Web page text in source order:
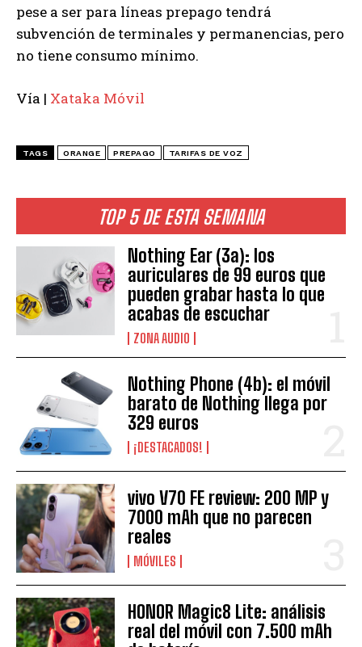
TOP 5 DE ESTA SEMANA
Nothing Ear (3a): los
auriculares de 99 euros que
pueden grabar hasta lo que
acabas de escuchar
ZONA AUDIO
Nothing Phone (4b): el móvil
barato de Nothing llega por
329 euros
¡DESTACADOS!
vivo V70 FE review: 200 MP y
7000 mAh que no parecen
reales
MÓVILES
HONOR Magic8 Lite: análisis
real del móvil con 7.500 mAh
pese a ser para líneas prepago tendrá
subvención de terminales y permanencias, pero
no tiene consumo mínimo.
Vía | Xataka Móvil
TAGS ORANGE PREPAGO TARIFAS DE VOZ